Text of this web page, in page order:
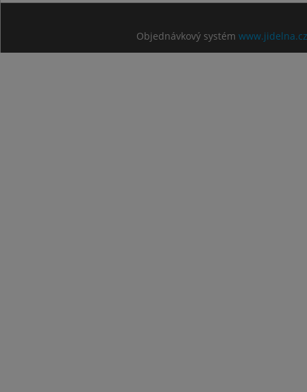
Objednávkový systém www.jidelna.cz